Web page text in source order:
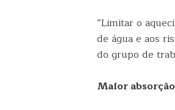
“Limitar o
de água e aos
do grupo de
Maior